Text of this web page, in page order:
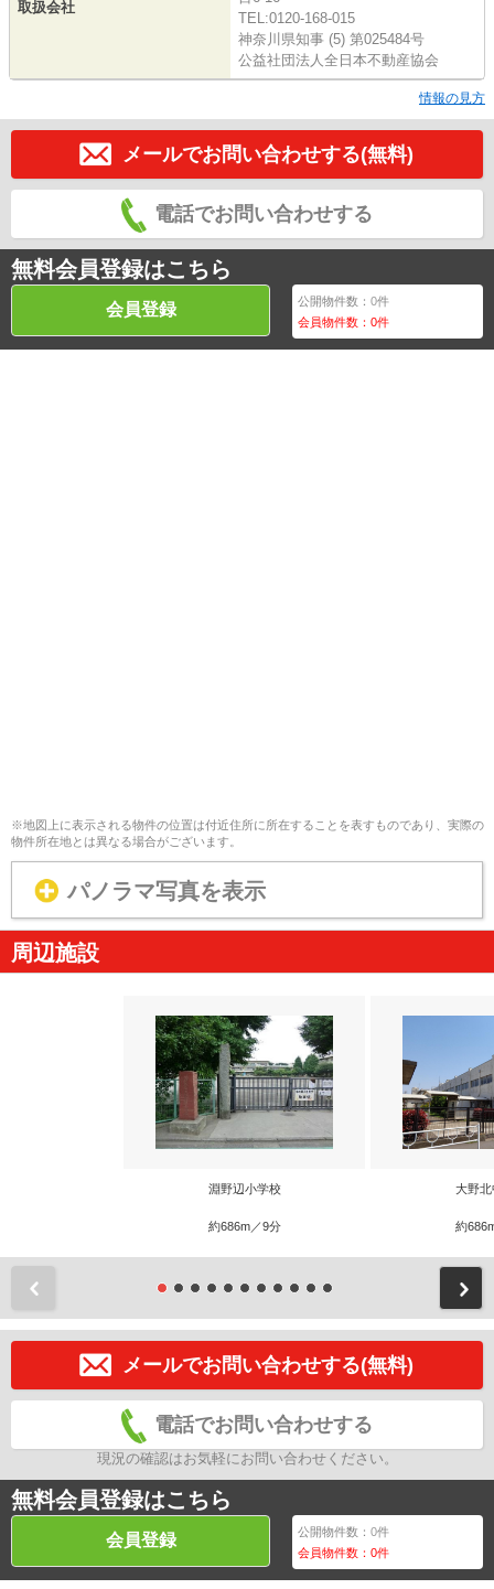
取扱会社
TEL:0120-168-015
神奈川県知事 (5) 第025484号
公益社団法人全日本不動産協会
情報の見方
メールでお問い合わせする(無料)
電話でお問い合わせする
無料会員登録はこちら
会員登録 公開物件数：0件
会員物件数：0件
※地図上に表示される物件の位置は付近住所に所在することを表すものであり、実際の
物件所在地とは異なる場合がございます。
パノラマ写真を表示
周辺施設
淵野辺小学校
約686m／9分
大野北
約
メールでお問い合わせする(無料)
電話でお問い合わせする
現況の確認はお気軽にお問い合わせください。
無料会員登録はこちら
会員登録 公開物件数：0件
会員物件数：0件